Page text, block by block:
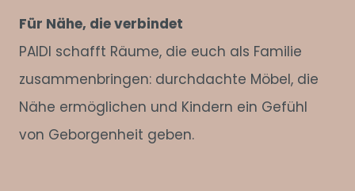
Für Nähe, die verbindet
PAIDI schafft Räume, die euch als Familie
zusammenbringen: durchdachte Möbel, die
Nähe ermöglichen und Kindern ein Gefühl
von Geborgenheit geben.